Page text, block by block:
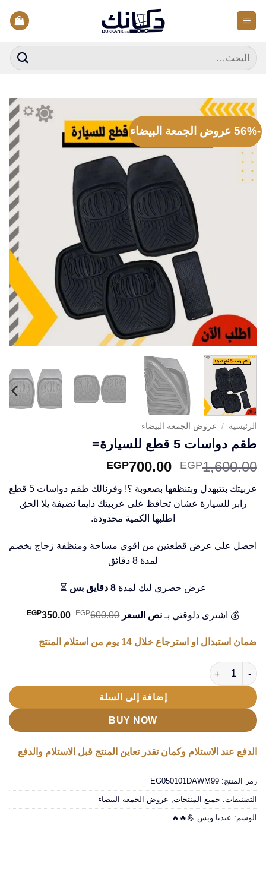
للمحتوى
البحث
عن:
-56% عروض الجمعة البيضاء
الرئيسية / عروض الجمعة البيضاء
طقم دواسات 5 قطع للسيارة=
EGP1,600.00
السعر
الأصلي
هو:
EGP1,600.00.
EGP700.00
الحالي
هو:
EGP700.00.
عربيتك بتتبهدل وبتنظفها بصعوبة ؟! وفرنالك طقم دواسات 5 قطع
رابر للسيارة عشان تحافظ على عربيتك دايما نضيفة يلا الحق
اطلبها الكمية محدودة.
احصل علي عرض قطعتين من اقوي مساحة ومنظفة زجاج بخصم
لمدة 8 دقائق
عرض حصري ليك لمدة8 دقايق بس ⏳
💰 اشترى دلوقتي بـ نص السعر EGP600.00
EGP350.00
ضمان استبدال او استرجاع خلال 14 يوم من استلام المنتج
كمية طقم دواسات 5 قطع للسيارة=
إضافة إلى السلة
BUY NOW
الدفع عند الاستلام وكمان تقدر تعاين المنتج قبل الاستلام والدفع
رمز المنتج: EG050101DAWM99
التصنيفات: جميع المنتجات عروض الجمعة البيضاء
الوسم: عندنا وبس 💪🔥🔥